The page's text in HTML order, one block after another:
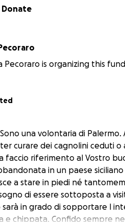
Donate
Pecoraro is organizing this
una volontaria di
curare dei cagnolini ceduti
faccio riferimento al Vostro
in un paese
a stare in piedi né
di essere sottoposta a
sarà in grado di sopportare l
e chippata. Confido sempre